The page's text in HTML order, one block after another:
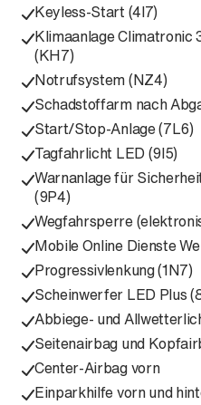
Keyless-Start (4I7)
Klimaanlage Climatronic
(KH7)
Notrufsystem (NZ4)
Schadstoffarm nach
Start/Stop-Anlage (7L6)
Tagfahrlicht LED (9I5)
Warnanlage für
(9P4)
Wegfahrsperre
Mobile Online Dienste
Progressivlenkung (1N7)
Scheinwerfer LED Plus
Abbiege- und
Seitenairbag und
Center-Airbag vorn
Einparkhilfe vorn und